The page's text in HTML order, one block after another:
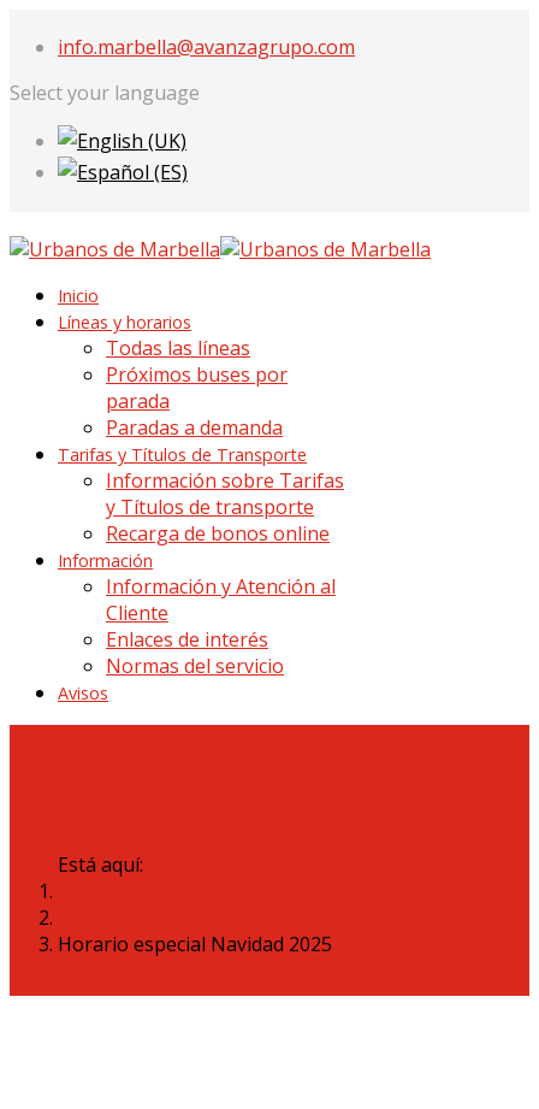
info.marbella@avanzagrupo.com
Select your language
Inicio
Líneas y horarios
Todas las líneas
Próximos buses por
parada
Paradas a demanda
Tarifas y Títulos de Transporte
Información sobre Tarifas
y Títulos de transporte
Recarga de bonos online
Información
Información y Atención al
Cliente
Enlaces de interés
Normas del servicio
Avisos
Está aquí:
Horario especial Navidad 2025